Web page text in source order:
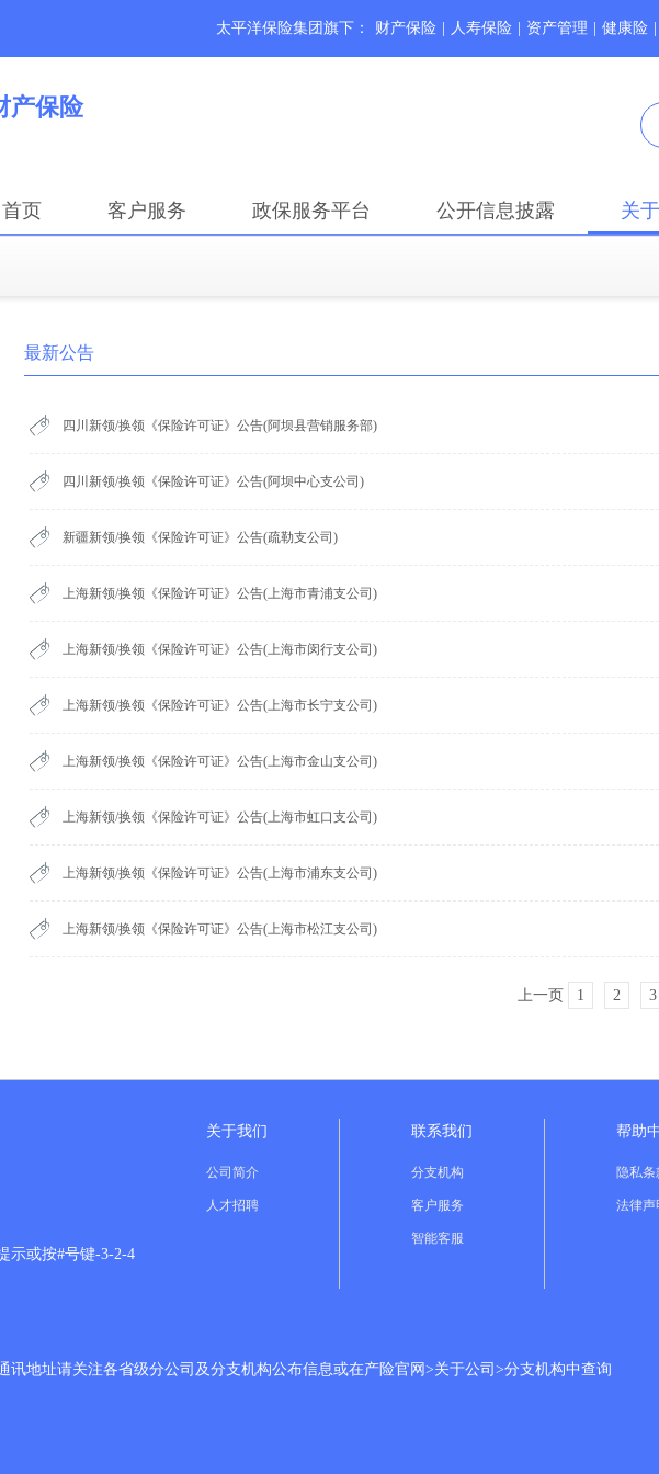
太平洋保险集团旗下： 财产保险 人寿保险 资产管理 健康险
产保险
首页 客户服务 政保服务平台 公开信息披露 关
最新公告
四川新领/换领《保险许可证》公告(阿坝县营销服务部)
四川新领/换领《保险许可证》公告(阿坝中心支公司)
新疆新领/换领《保险许可证》公告(疏勒支公司)
上海新领/换领《保险许可证》公告(上海市青浦支公司)
上海新领/换领《保险许可证》公告(上海市闵行支公司)
上海新领/换领《保险许可证》公告(上海市长宁支公司)
上海新领/换领《保险许可证》公告(上海市金山支公司)
上海新领/换领《保险许可证》公告(上海市虹口支公司)
上海新领/换领《保险许可证》公告(上海市浦东支公司)
上海新领/换领《保险许可证》公告(上海市松江支公司)
上一页 1 2 3
示或按#号键-3-2-4
讯地址请关注各省级分公司及分支机构公布信息或在产险官网>关于公司>分支机构中查询
关于我们
公司简介
人才招聘
联系我们
分支机构
客户服务
智能客服
帮助
隐私条
法律声